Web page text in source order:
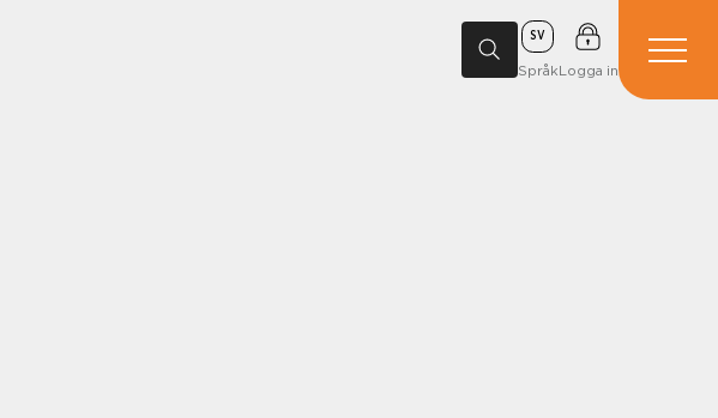
SV
SpråkLogga in